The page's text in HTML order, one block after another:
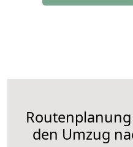
den Umzug